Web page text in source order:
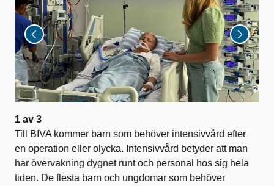
1 av 3
Till BIVA kommer barn som behöver intensivvård efter
en operation eller olycka. Intensivvård betyder att man
har övervakning dygnet runt och personal hos sig hela
tiden. De flesta barn och ungdomar som behöver